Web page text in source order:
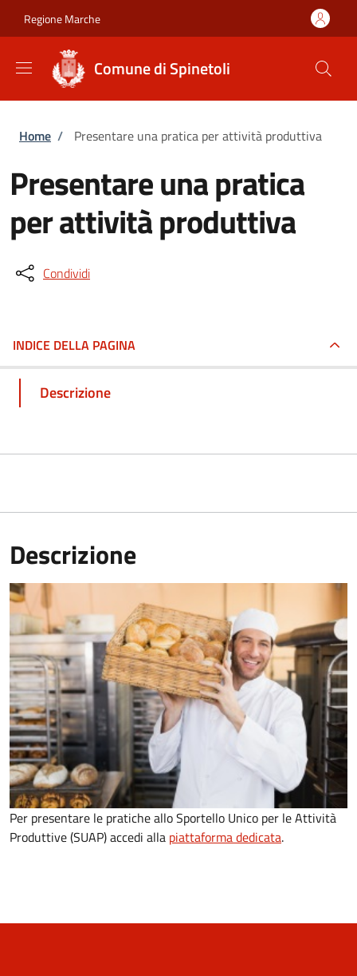
Regione Marche
Comune di Spinetoli
Briciole di pane
Home / Presentare una pratica per attività produttiva
Presentare una pratica
per attività produttiva
Condividi
INDICE DELLA PAGINA
Descrizione
Descrizione
Per presentare le pratiche allo Sportello Unico per le Attività
Produttive (SUAP) accedi alla piattaforma dedicata.